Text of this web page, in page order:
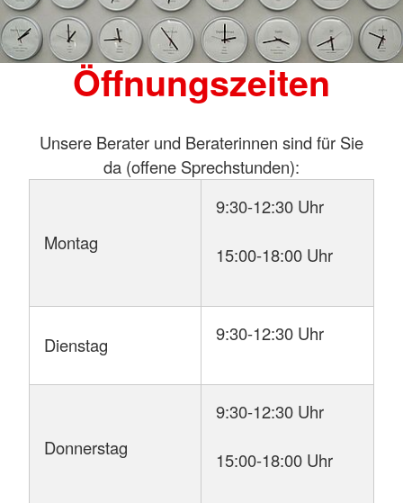
Öffnungszeiten
Unsere Berater und Beraterinnen sind für Sie
da (offene Sprechstunden):
Montag
9:30-12:30 Uhr
15:00-18:00 Uhr
Dienstag 9:30-12:30 Uhr
Donnerstag
9:30-12:30 Uhr
15:00-18:00 Uhr